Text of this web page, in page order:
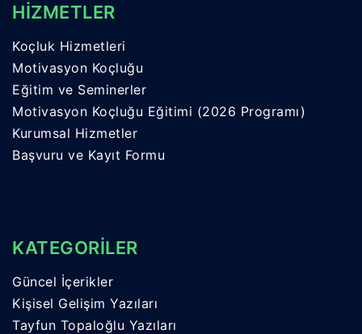
HİZMETLER
Koçluk Hizmetleri
Motivasyon Koçluğu
Eğitim ve Seminerler
Motivasyon Koçluğu Eğitimi (2026 Programı)
Kurumsal Hizmetler
Başvuru ve Kayıt Formu
KATEGORİLER
Güncel İçerikler
Kişisel Gelişim Yazıları
Tayfun Topaloğlu Yazıları